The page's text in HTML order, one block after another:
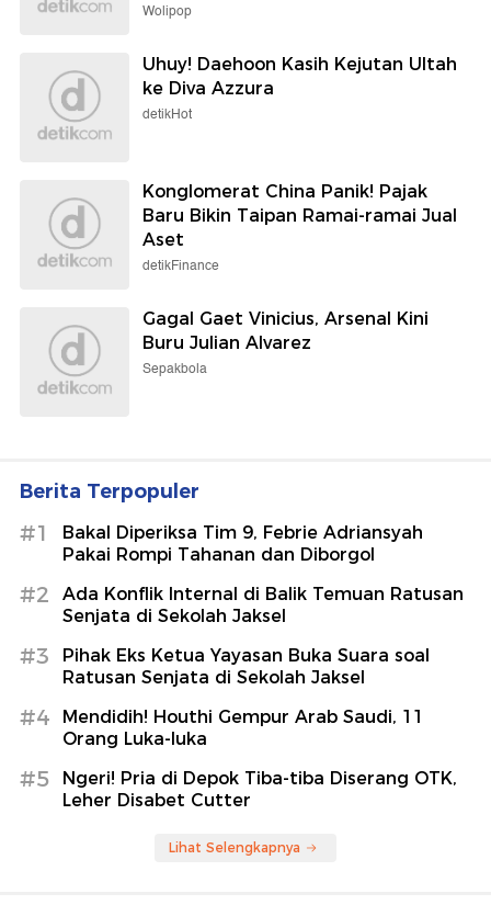
Wolipop
Uhuy! Daehoon Kasih Kejutan Ultah
ke Diva Azzura
detikHot
Konglomerat China Panik! Pajak
Baru Bikin Taipan Ramai-ramai Jual
Aset
detikFinance
Gagal Gaet Vinicius, Arsenal Kini
Buru Julian Alvarez
Sepakbola
Berita Terpopuler
#1
Bakal Diperiksa Tim 9, Febrie Adriansyah
Pakai Rompi Tahanan dan Diborgol
#2
Ada Konflik Internal di Balik Temuan Ratusan
Senjata di Sekolah Jaksel
#3
Pihak Eks Ketua Yayasan Buka Suara soal
Ratusan Senjata di Sekolah Jaksel
#4
Mendidih! Houthi Gempur Arab Saudi, 11
Orang Luka-luka
#5
Ngeri! Pria di Depok Tiba-tiba Diserang OTK,
Leher Disabet Cutter
Lihat Selengkapnya